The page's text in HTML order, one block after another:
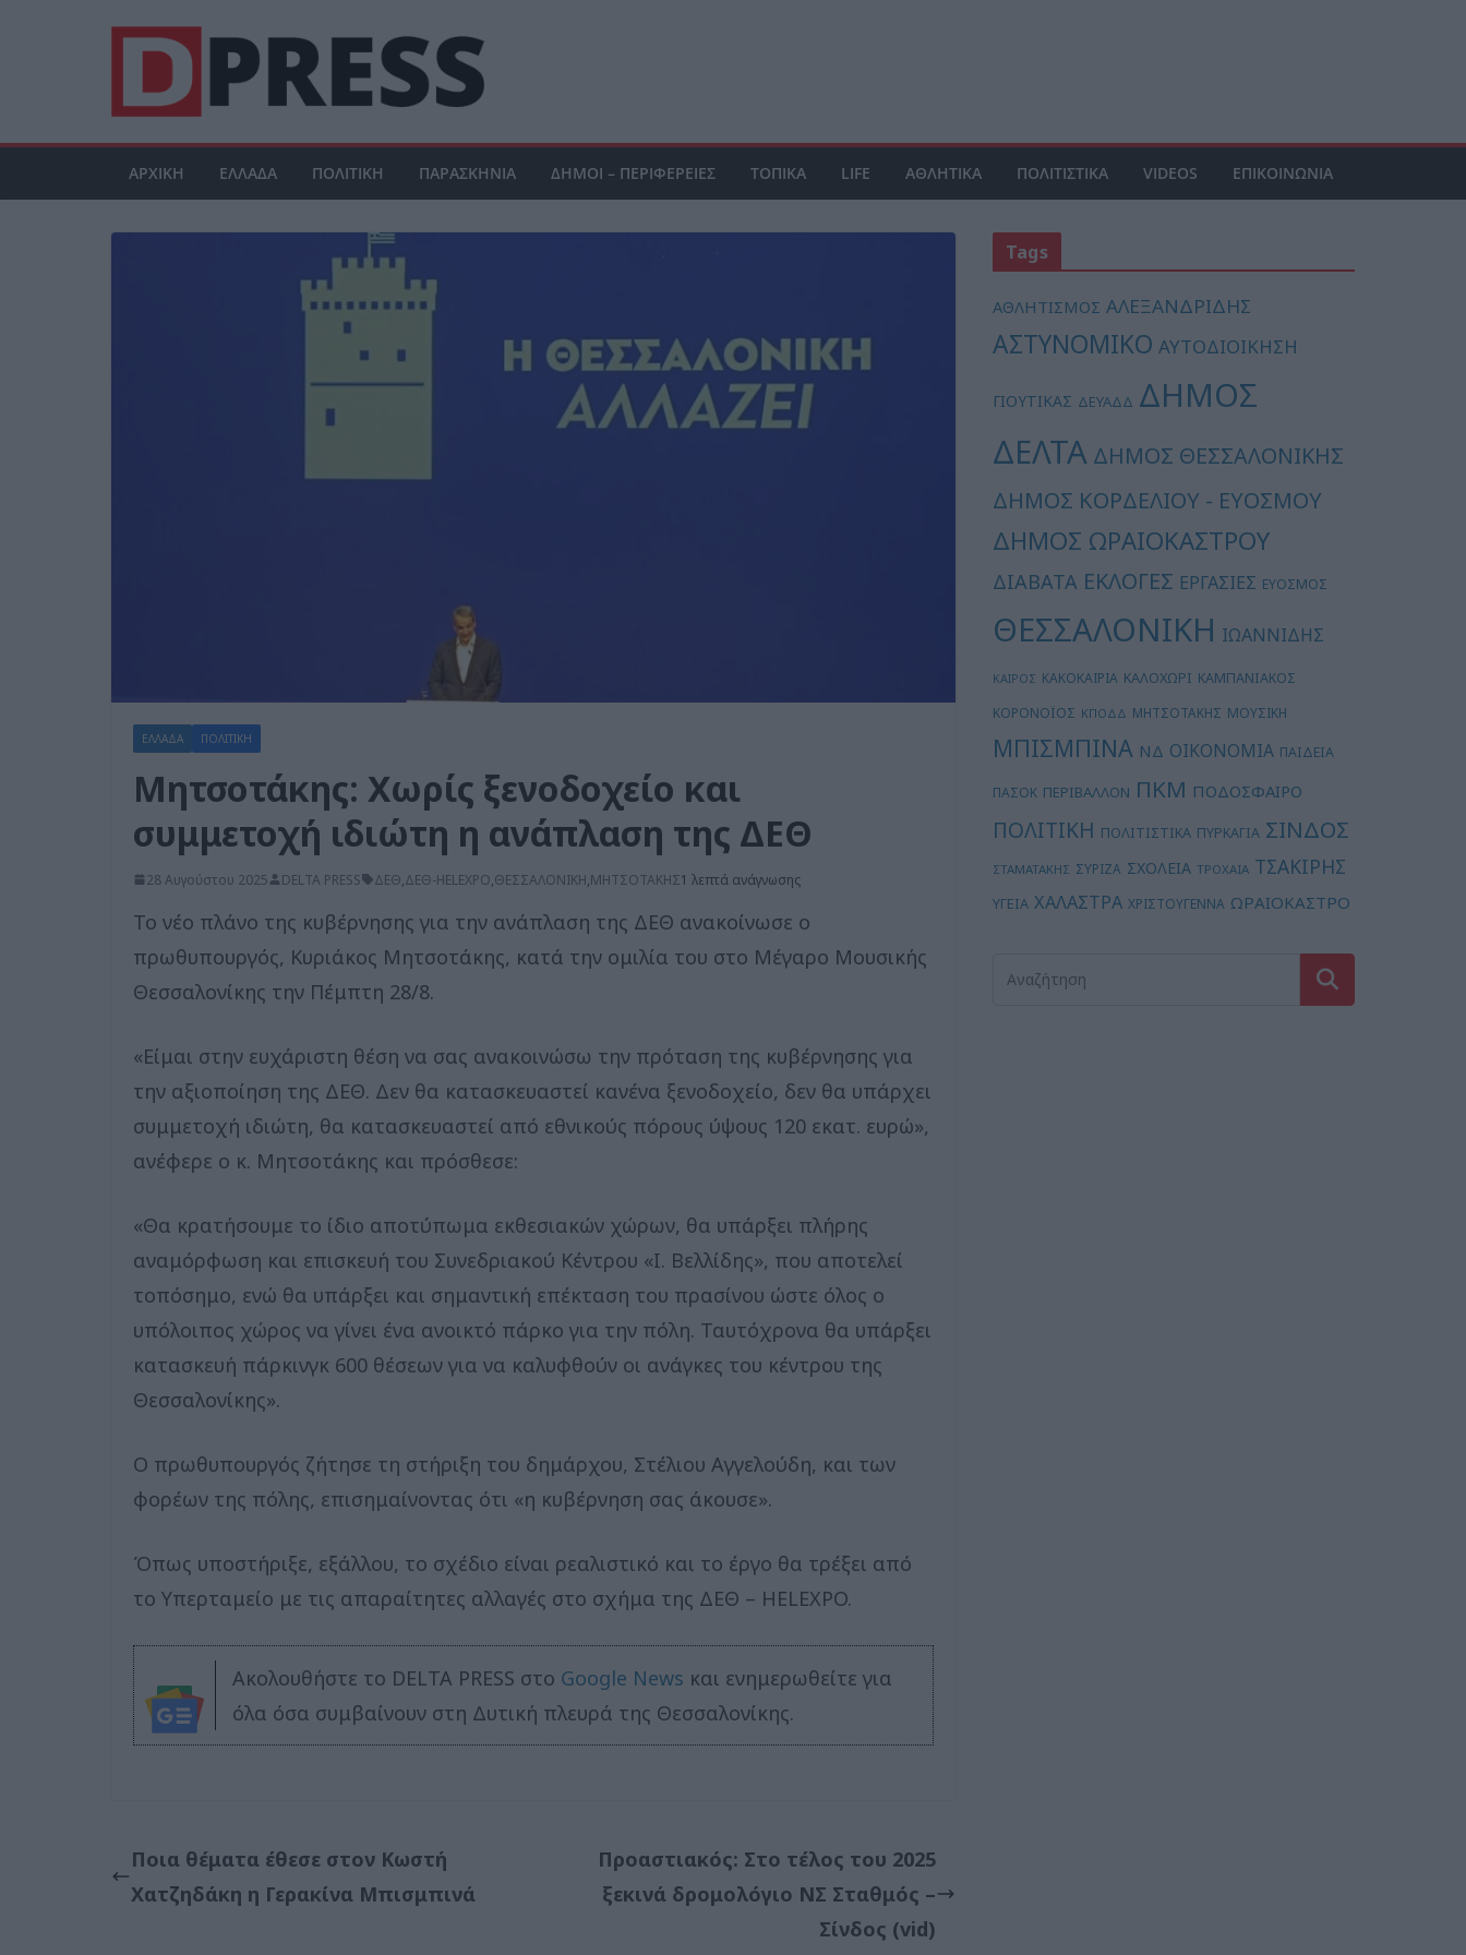
ΑΡΧΙΚΗ ΕΛΛΑΔΑ ΠΟΛΙΤΙΚΗ ΠΑΡΑΣΚΗΝΙΑ ΔΗΜΟΙ – ΠΕΡΙΦΕΡΕΙΕΣ ΤΟΠΙΚΑ LIFE ΑΘΛΗΤΙΚΑ ΠΟΛΙΤΙΣΤΙΚΑ VIDEOS ΕΠΙΚΟΙΝΩΝΙΑ
ΕΛΛΑΔΑ ΠΟΛΙΤΙΚΗ
Μητσοτάκης: Χωρίς ξενοδοχείο και
συμμετοχή ιδιώτη η ανάπλαση της ΔΕΘ
28 Αυγούστου 2025 DELTA PRESS ΔΕΘ,ΔΕΘ-HELEXPO,ΘΕΣΣΑΛΟΝΙΚΗ,ΜΗΤΣΟΤΑΚΗΣ1 λεπτά ανάγνωσης
Το νέο πλάνο της κυβέρνησης για την ανάπλαση της ΔΕΘ ανακοίνωσε ο
πρωθυπουργός, Κυριάκος Μητσοτάκης, κατά την ομιλία του στο Μέγαρο Μουσικής
Θεσσαλονίκης την Πέμπτη 28/8.
«Είμαι στην ευχάριστη θέση να σας ανακοινώσω την πρόταση της κυβέρνησης για
την αξιοποίηση της ΔΕΘ. Δεν θα κατασκευαστεί κανένα ξενοδοχείο, δεν θα υπάρχει
συμμετοχή ιδιώτη, θα κατασκευαστεί από εθνικούς πόρους ύψους 120 εκατ. ευρώ»,
ανέφερε ο κ. Μητσοτάκης και πρόσθεσε:
«Θα κρατήσουμε το ίδιο αποτύπωμα εκθεσιακών χώρων, θα υπάρξει πλήρης
αναμόρφωση και επισκευή του Συνεδριακού Κέντρου «Ι. Βελλίδης», που αποτελεί
τοπόσημο, ενώ θα υπάρξει και σημαντική επέκταση του πρασίνου ώστε όλος ο
υπόλοιπος χώρος να γίνει ένα ανοικτό πάρκο για την πόλη. Ταυτόχρονα θα υπάρξει
κατασκευή πάρκινγκ 600 θέσεων για να καλυφθούν οι ανάγκες του κέντρου της
Θεσσαλονίκης».
Ο πρωθυπουργός ζήτησε τη στήριξη του δημάρχου, Στέλιου Αγγελούδη, και των
φορέων της πόλης, επισημαίνοντας ότι «η κυβέρνηση σας άκουσε».
Όπως υποστήριξε, εξάλλου, το σχέδιο είναι ρεαλιστικό και το έργο θα τρέξει από
το Υπερταμείο με τις απαραίτητες αλλαγές στο σχήμα της ΔΕΘ – HELEXPO.
Ακολουθήστε το DELTA PRESS στο Google News και ενημερωθείτε για
όλα όσα συμβαίνουν στη Δυτική πλευρά της Θεσσαλονίκης.
Ποια θέματα έθεσε στον Κωστή
Χατζηδάκη η Γερακίνα Μπισμπινά
Προαστιακός: Στο τέλος του 2025
ξεκινά δρομολόγιο ΝΣ Σταθμός –
Σίνδος (vid)
Tags
ΑΘΛΗΤΙΣΜΟΣ ΑΛΕΞΑΝΔΡΙΔΗΣ
ΑΣΤΥΝΟΜΙΚΟ ΑΥΤΟΔΙΟΙΚΗΣΗ
ΓΙΟΥΤΙΚΑΣ ΔΕΥΑΔΔ ΔΗΜΟΣ
ΔΕΛΤΑ ΔΗΜΟΣ ΘΕΣΣΑΛΟΝΙΚΗΣ
ΔΗΜΟΣ ΚΟΡΔΕΛΙΟΥ - ΕΥΟΣΜΟΥ
ΔΗΜΟΣ ΩΡΑΙΟΚΑΣΤΡΟΥ
ΔΙΑΒΑΤΑ ΕΚΛΟΓΕΣ ΕΡΓΑΣΙΕΣ ΕΥΟΣΜΟΣ
ΘΕΣΣΑΛΟΝΙΚΗ ΙΩΑΝΝΙΔΗΣ
ΚΑΙΡΟΣ ΚΑΚΟΚΑΙΡΙΑ ΚΑΛΟΧΩΡΙ ΚΑΜΠΑΝΙΑΚΟΣ
ΚΟΡΟΝΟΪΟΣ ΚΠΟΔΔ ΜΗΤΣΟΤΑΚΗΣ ΜΟΥΣΙΚΗ
ΜΠΙΣΜΠΙΝΑ ΝΔ ΟΙΚΟΝΟΜΙΑ ΠΑΙΔΕΙΑ
ΠΑΣΟΚ ΠΕΡΙΒΑΛΛΟΝ ΠΚΜ ΠΟΔΟΣΦΑΙΡΟ
ΠΟΛΙΤΙΚΗ ΠΟΛΙΤΙΣΤΙΚΑ ΠΥΡΚΑΓΙΑ ΣΙΝΔΟΣ
ΣΤΑΜΑΤΑΚΗΣ ΣΥΡΙΖΑ ΣΧΟΛΕΙΑ ΤΡΟΧΑΙΑ ΤΣΑΚΙΡΗΣ
ΥΓΕΙΑ ΧΑΛΑΣΤΡΑ ΧΡΙΣΤΟΥΓΕΝΝΑ ΩΡΑΙΟΚΑΣΤΡΟ